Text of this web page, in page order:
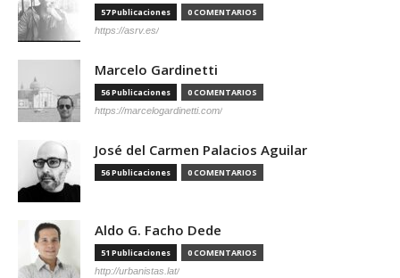
57 Publicaciones 0 COMENTARIOS
https://asrv.es/
Marcelo Gardinetti
56 Publicaciones 0 COMENTARIOS
https://marcelogardinetti.com/
José del Carmen Palacios Aguilar
56 Publicaciones 0 COMENTARIOS
Aldo G. Facho Dede
51 Publicaciones 0 COMENTARIOS
http://urbanistas.lat/